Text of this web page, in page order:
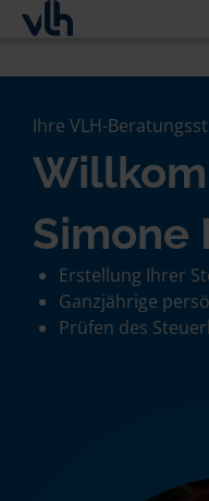
Ihre VLH-
Simone
Erstellung Ihrer
Ganzjährige
Prüfen des